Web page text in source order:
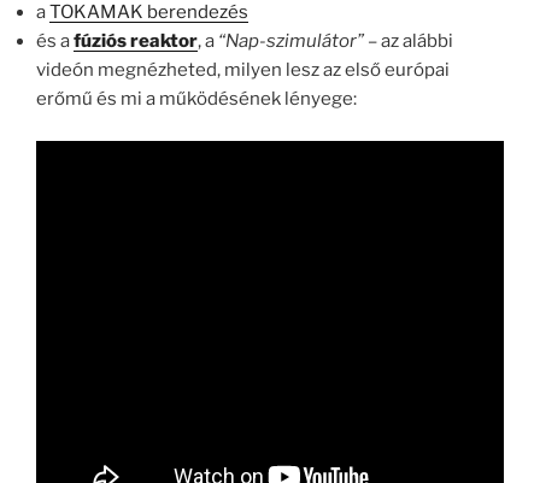
aTOKAMAK berendezés
és afúziós reaktor, a “Nap-szimulátor” – az alábbi
videón megnézheted, milyen lesz az első európai
erőmű és mi a működésének lényege: